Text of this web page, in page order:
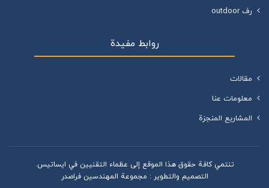
رف outdoor
روابط مفيدة
مقالات
معلومات عنا
المشاريع المنجزة
تنتمي كافة حقوق هذا الموقع إلى عظماء التقنيين في ایساتیس.
التصميم والتطوير : مجموعة المهندسين فراصدر